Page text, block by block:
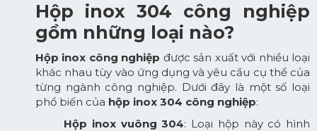
Hộp inox 304 công nghiệp
gồm những loại nào?
Hộp inox công nghiệp được sản xuất với nhiều loại
khác nhau tùy vào ứng dụng và yêu cầu cụ thể của
từng ngành công nghiệp. Dưới đây là một số loại
phổ biến của hộp inox 304 công nghiệp:
Hộp inox vuông 304: Loại hộp này có hình